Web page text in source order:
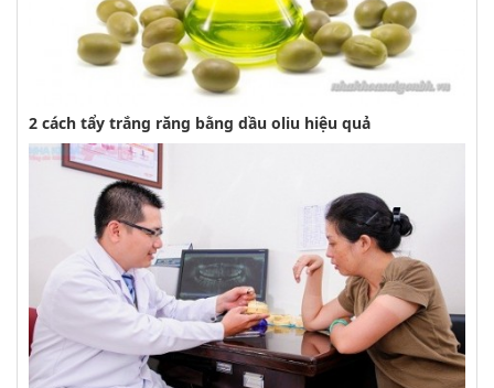
2 cách tẩy trắng răng bằng dầu oliu hiệu quả